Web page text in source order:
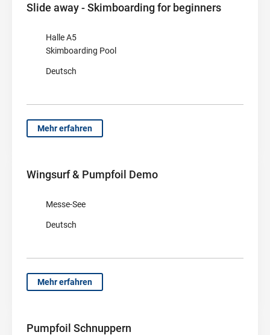
Slide away - Skimboarding for beginners
Halle A5
Skimboarding Pool
Deutsch
Mehr erfahren
Wingsurf & Pumpfoil Demo
Messe-See
Deutsch
Mehr erfahren
Pumpfoil Schnuppern